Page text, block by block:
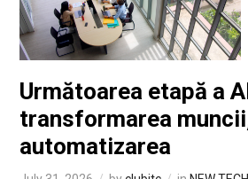
Următoarea etapă a
transformarea
automatizarea